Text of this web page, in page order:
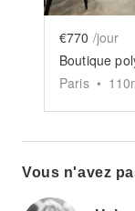
€770 /jour
Paris • 110
Vous n'avez